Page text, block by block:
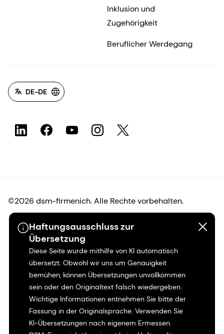
Haftungsausschluss zur
Übersetzung
Diese Seite wurde mithilfe von KI automatisch
übersetzt. Obwohl wir uns um Genauigkeit
bemühen, können Übersetzungen unvollkommen
sein oder den Originaltext falsch wiedergeben.
Wichtige Informationen entnehmen Sie bitte der
Fassung in der Originalsprache. Verwenden Sie
KI-Übersetzungen nach eigenem Ermessen.
Inklusion und
Zugehörigkeit
Beruflicher Werdegang
DE-DE
©2026 dsm-firmenich. Alle Rechte vorbehalten.
Hinweis zum Datenschutz
Bedingungen für die Nutzung
Bedingungen und Konditionen
Kalifornien-Transparenz
Erklärung zur Zugänglichkeit